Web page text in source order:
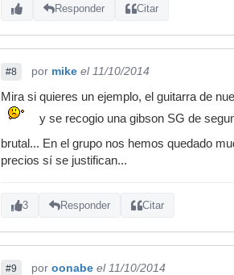
Responder Citar
#8 por mike el 11/10/2014
Mira si quieres un ejemplo, el guitarra de
y se recogio una gibson SG de
brutal... En el grupo nos hemos quedado
precios sí se justifican...
3 Responder Citar
#9 por oonabe el 11/10/2014